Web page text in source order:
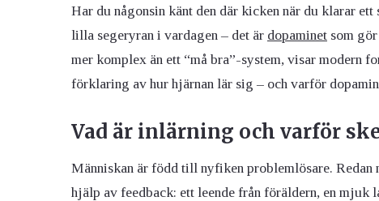
Har du någonsin känt den där kicken när du klarar
lilla segeryran i vardagen – det är dopaminet som
mer komplex än ett “må bra”-system, visar
förklaring av hur hjärnan lär sig – och varför
Vad är inlärning och varför
Människan är född till nyfiken problemlösare. Redan
hjälp av feedback: ett leende från föräldern, en mjuk